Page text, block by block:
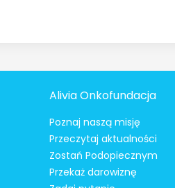
Alivia Onkofundacja
Poznaj naszą misję
Przeczytaj aktualności
Zostań Podopiecznym
Przekaż darowiznę